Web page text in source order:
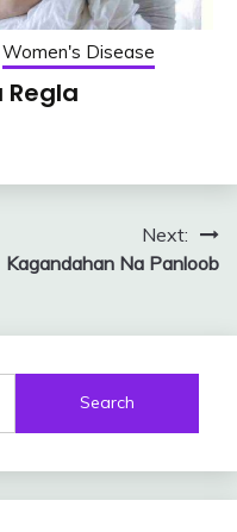
Women's Disease
Regla
Next:
Kagandahan Na Panloob